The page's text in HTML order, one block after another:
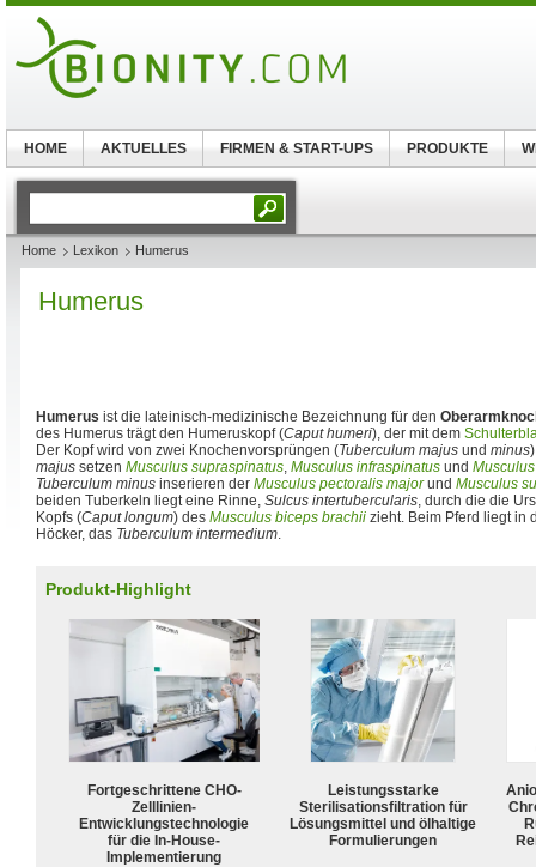
Home Lexikon Humerus
Humerus
Humerus ist die lateinisch-medizinische Bezeichnung für den
des Humerus trägt den Humeruskopf (Caput humeri), der mit dem
Der Kopf wird von zwei Knochenvorsprüngen (Tuberculum majus und minus
majus setzen Musculus supraspinatus, Musculus infraspinatus und
Tuberculum minus inserieren der Musculus pectoralis majorund Musculus
beiden Tuberkeln liegt eine Rinne, Sulcus intertubercularis, durch die die
Kopfs (Caput longum) des Musculus biceps brachii zieht. Beim Pferd liegt in
Höcker, das Tuberculum intermedium.
Produkt-Highlight
Fortgeschrittene CHO-
Zelllinien-
Entwicklungstechnologie
für die In-House-
Implementierung
Leistungsstarke
Sterilisationsfiltration für
Lösungsmittel und ölhaltige
Formulierungen
HOME AKTUELLES FIRMEN & START-UPS PRODUKTE